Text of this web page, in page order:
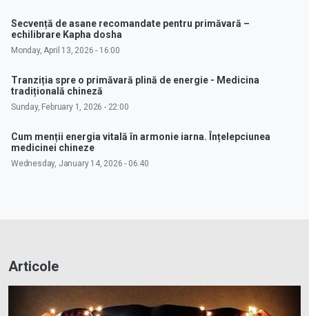
Secvență de asane recomandate pentru primăvară –
echilibrare Kapha dosha
Monday, April 13, 2026 - 16:00
Tranziția spre o primăvară plină de energie - Medicina
tradițională chineză
Sunday, February 1, 2026 - 22:00
Cum menții energia vitală în armonie iarna. Înțelepciunea
medicinei chineze
Wednesday, January 14, 2026 - 06:40
Articole